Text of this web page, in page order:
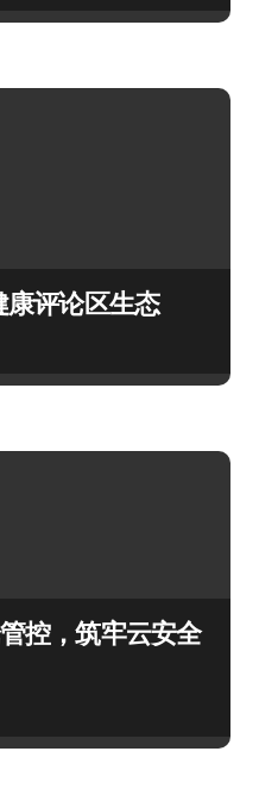
评论区生态
控，筑牢云安全